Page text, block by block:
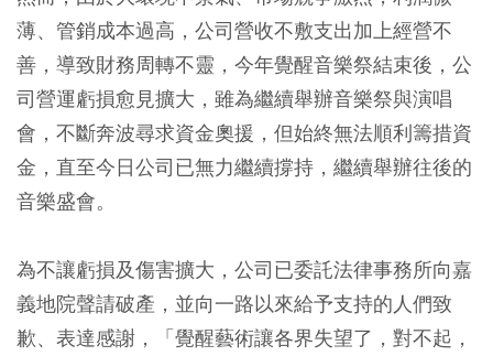
薄、管銷成本過高，公司營收不敷支出加上經營不
善，導致財務周轉不靈，今年覺醒音樂祭結束後，公
司營運虧損愈見擴大，雖為繼續舉辦音樂祭與演唱
會，不斷奔波尋求資金奧援，但始終無法順利籌措資
金，直至今日公司已無力繼續撐持，繼續舉辦往後的
音樂盛會。
為不讓虧損及傷害擴大，公司已委託法律事務所向嘉
義地院聲請破產，並向一路以來給予支持的人們致
歉、表達感謝，「覺醒藝術讓各界失望了，對不起，